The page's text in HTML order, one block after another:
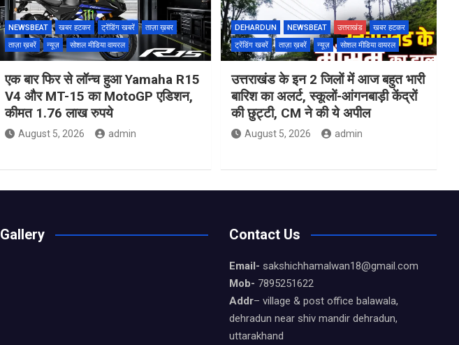
NEWSBEAT खबर हटकर ट्रेंडिंग खबरें
ताज़ा ख़बर
ताज़ा ख़बरें
न्यूज़ सोशल मीडिया वायरल
एक बार फिर से लॉन्च हुआ Yamaha R15
V4 और MT-15 का MotoGP एडिशन,
कीमत 1.76 लाख रुपये
August 5, 2026 admin
DEHARDUN NEWSBEAT उत्तराखंड
खबर हटकर
ट्रेंडिंग खबरें
ताज़ा ख़बरें न्यूज़ सोशल मीडिया वायरल
उत्तराखंड के इन 2 जिलों में आज बहुत भारी
बारिश का अलर्ट, स्कूलों-आंगनबाड़ी केंद्रों
की छुट्टी, CM ने की ये अपील
August 5, 2026 admin
Gallery Contact Us
Email- sakshichhamalwan18@gmail.com
Mob- 7895251622
Addr– village & post office balawala,
dehradun near shiv mandir dehradun,
uttarakhand